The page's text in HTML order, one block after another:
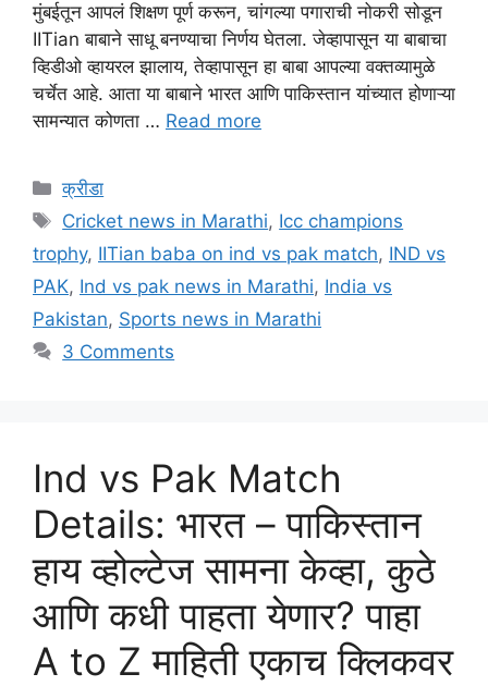
मुंबईतून आपलं शिक्षण पूर्ण करून, चांगल्या पगाराची नोकरी सोडून
IITian बाबाने साधू बनण्याचा निर्णय घेतला. जेव्हापासून या बाबाचा
व्हिडीओ व्हायरल झालाय, तेव्हापासून हा बाबा आपल्या वक्तव्यामुळे
चर्चेत आहे. आता या बाबाने भारत आणि पाकिस्तान यांच्यात होणाऱ्या
सामन्यात कोणता … Read more
Categories
क्रीडा
Tags
Cricket news in Marathi, Icc champions
trophy, IITian baba on ind vs pak match, IND vs
PAK, Ind vs pak news in Marathi, India vs
Pakistan, Sports news in Marathi
3 Comments
Ind vs Pak Match
Details: भारत – पाकिस्तान
हाय व्होल्टेज सामना केव्हा, कुठे
आणि कधी पाहता येणार? पाहा
A to Z माहिती एकाच क्लिकवर